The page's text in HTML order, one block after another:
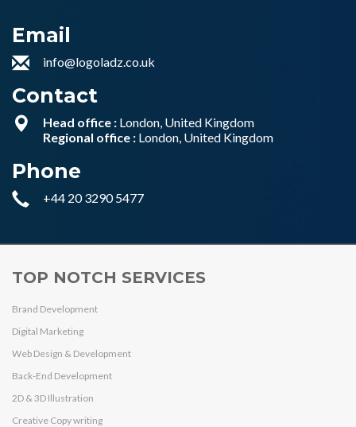
Email
info@logoladz.co.uk
Contact
Head office : London, United Kingdom
Regional office : London, United Kingdom
Phone
+44 20 3290 5477
TOP NOTCH SERVICES
Brand Development
Digital Marketing
Web Design & Development
Back-End Development
2D & 3D Illustration
Creative Copy writing